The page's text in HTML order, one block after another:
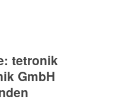
tetronik
GmbH